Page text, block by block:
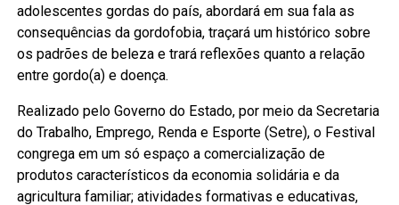
adolescentes gordas do país, abordará em sua fala as
consequências da gordofobia, traçará um histórico sobre
os padrões de beleza e trará reflexões quanto a relação
entre gordo(a) e doença.
Realizado pelo Governo do Estado, por meio da Secretaria
do Trabalho, Emprego, Renda e Esporte (Setre), o Festival
congrega em um só espaço a comercialização de
produtos característicos da economia solidária e da
agricultura familiar; atividades formativas e educativas,